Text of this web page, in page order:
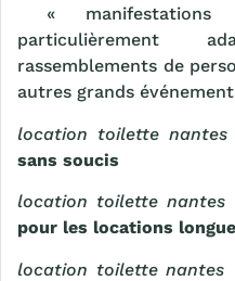
«
particulièrement
rassemblements de
autres grands
location toilette
sans soucis
location toilette nantes
pour les locations
location toilette